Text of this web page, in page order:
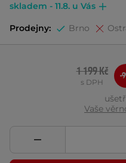
skladem - 11.8. u Vás
Prodejny: Brno
1 199 Kč
s DPH
-
Vaše